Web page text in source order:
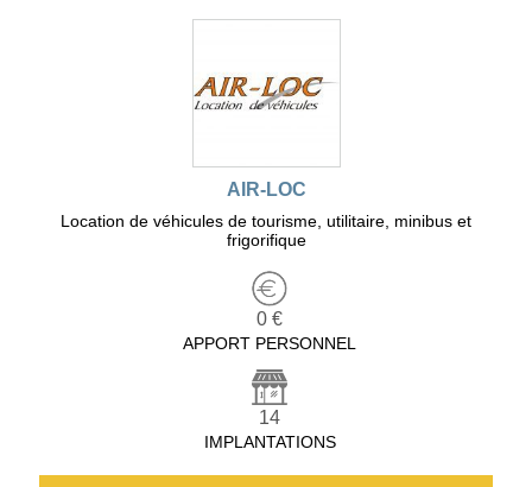
AIR-LOC
Location de véhicules de tourisme, utilitaire, minibus et
frigorifique
0 €
APPORT PERSONNEL
14
IMPLANTATIONS